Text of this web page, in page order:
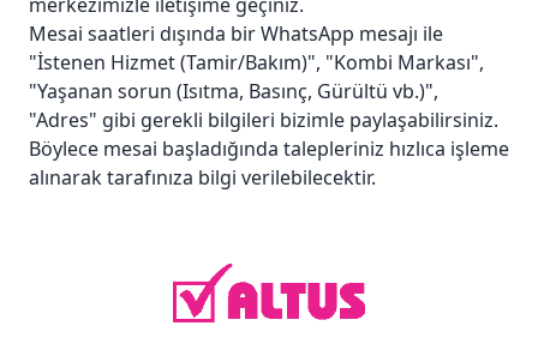
Mesai saatleri dışında bir WhatsApp mesajı ile
"İstenen Hizmet (Tamir/Bakım)", "Kombi Markası",
"Yaşanan sorun (Isıtma, Basınç, Gürültü vb.)",
"Adres" gibi gerekli bilgileri bizimle paylaşabilirsiniz.
Böylece mesai başladığında talepleriniz hızlıca işleme
alınarak tarafınıza bilgi verilebilecektir.